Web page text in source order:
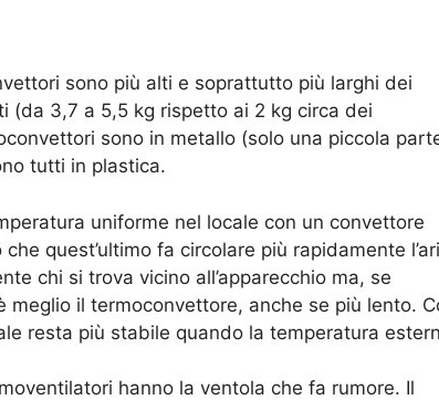
sono più alti e soprattutto più larghi dei
(da 3,7 a 5,5 kg rispetto ai 2 kg circa dei
sono in metallo (solo una piccola
tutti in plastica.
uniforme nel locale con un convettore
quest’ultimo fa circolare più rapidamente
chi si trova vicino all’apparecchio ma, se
il termoconvettore, anche se più lento.
resta più stabile quando la temperatura
hanno la ventola che fa rumore. Il